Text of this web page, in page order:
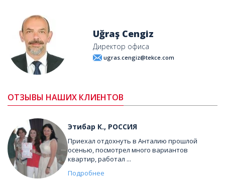
Uğraş Cengiz
Директор офиса
ugras.cengiz@tekce.com
ОТЗЫВЫ НАШИХ КЛИЕНТОВ
Этибар К., РОССИЯ
Приехал отдохнуть в Анталию прошлой
осенью, посмотрел много вариантов
квартир, работал ...
Подробнее